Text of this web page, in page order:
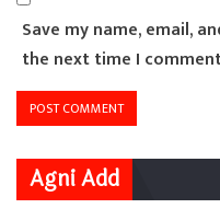
Save my name, email,
the next time I
Agni Add